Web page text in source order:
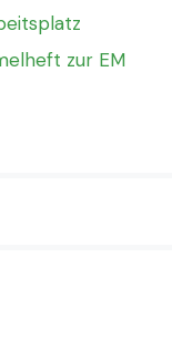
zur EM